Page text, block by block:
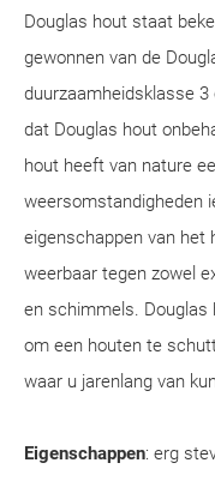
Douglas hout staat
gewonnen van de
duurzaamheidsklasse
dat Douglas hout
hout heeft van nature
weersomstandigheden
eigenschappen van het
weerbaar tegen zowel
en schimmels.
om een houten te
waar u jarenlang van
Eigenschappen: erg